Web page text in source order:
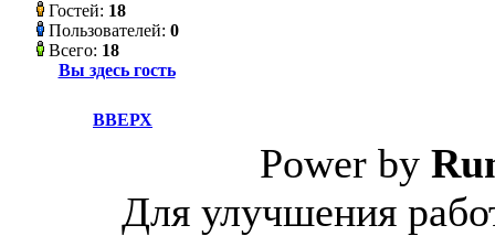
Гостей: 18
Пользователей: 0
Всего: 18
Вы здесь гость
ВВЕРХ
Power by
Для улучшения